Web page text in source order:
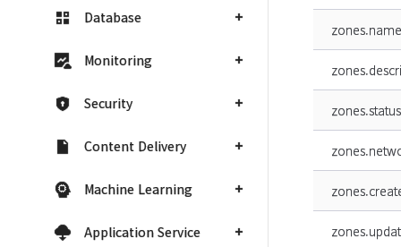
Database
Monitoring
Security
Content Delivery
Machine Learning
Application Service
zones.name
zones.status